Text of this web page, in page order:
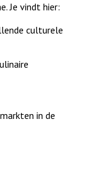
Je vindt hier:
culturele
in de